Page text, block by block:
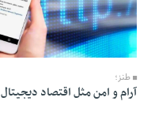
طنز؛
آرام و امن مثل اقتصاد دیجیتال